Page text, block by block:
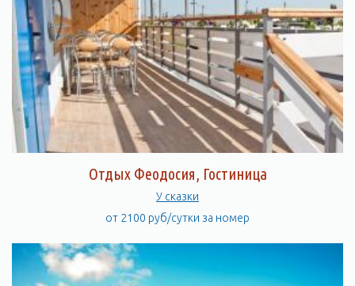
Отдых Феодосия, Гостиница
У сказки
от 2100 руб/сутки за номер